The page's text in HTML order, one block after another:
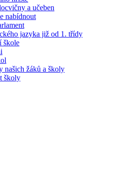
a učeben
nabídnout
jazyka již od 1. třídy
škole
našich žáků a školy
školy